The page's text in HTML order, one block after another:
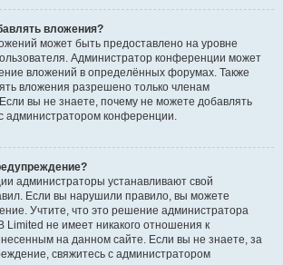
вложения?
может быть предоставлено на уровне
Администратор конференции может
вложений в определённых форумах. Также
вложения разрешено только членам
вы не знаете, почему не можете добавлять
администратором конференции.
администраторы устанавливают свой
Если вы нарушили правило, вы можете
Учтите, что это решение администратора
Limited не имеет никакого отношения к
на данном сайте. Если вы не знаете, за
свяжитесь с администратором